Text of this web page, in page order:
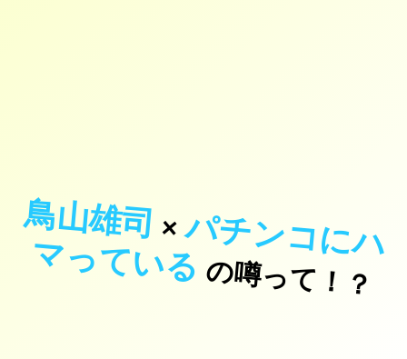
鳥山雄司 ×パ
チ
ン
コ
に
ハ
マっ
て
い
る の噂って！？